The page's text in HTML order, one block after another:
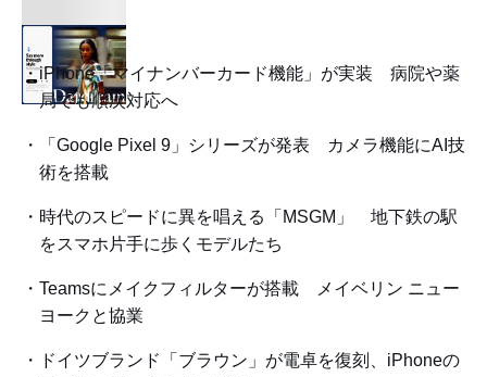
iPhone「マイナンバーカード機能」が実装 病院や薬
局でも順次対応へ
「Google Pixel 9」シリーズが発表 カメラ機能にAI技
術を搭載
時代のスピードに異を唱える「MSGM」 地下鉄の駅
をスマホ片手に歩くモデルたち
Teamsにメイクフィルターが搭載 メイベリン ニュー
ヨークと協業
ドイツブランド「ブラウン」が電卓を復刻、iPhoneの